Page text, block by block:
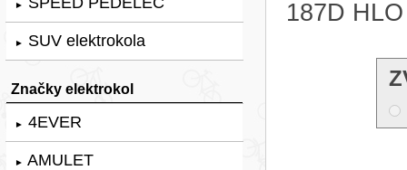
►
► SUV elektrokola
Značky elektrokol
► 4EVER
► AMULET
187D